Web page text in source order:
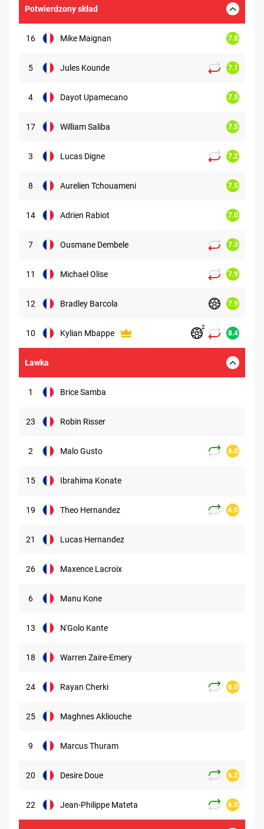
Potwierdzony skład
16 Mike Maignan 7.8
5 Jules Kounde 7.1
4 Dayot Upamecano 7.5
17 William Saliba 7.5
3 Lucas Digne 7.2
8 Aurelien Tchouameni 7.5
14 Adrien Rabiot 7.0
7 Ousmane Dembele 7.3
11 Michael Olise 7.9
12 Bradley Barcola 7.9
10 Kylian Mbappe
2
8.4
Ławka
1 Brice Samba
23 Robin Risser
2 Malo Gusto 6.0
15 Ibrahima Konate
19 Theo Hernandez 6.0
21 Lucas Hernandez
26 Maxence Lacroix
6 Manu Kone
13 N'Golo Kante
18 Warren Zaire-Emery
24 Rayan Cherki 6.0
25 Maghnes Akliouche
9 Marcus Thuram
20 Desire Doue 6.2
22 Jean-Philippe Mateta 6.0